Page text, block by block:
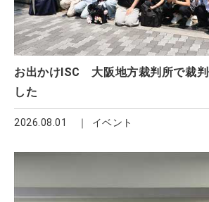
お出かけISC 大阪地方裁判所で裁判
した
2026.08.01 イベント